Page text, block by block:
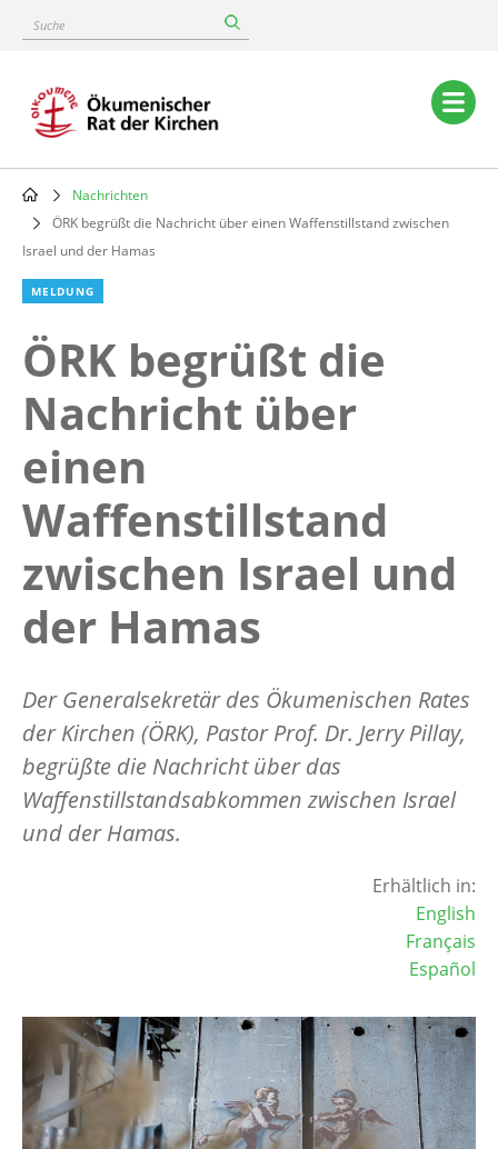
content
Suche
Main
navigation
Breadcrumb
Nachrichten
ÖRK begrüßt die Nachricht über einen Waffenstillstand zwischen
Israel und der Hamas
MELDUNG
ÖRK begrüßt die
Nachricht über
einen
Waffenstillstand
zwischen Israel und
der Hamas
Der Generalsekretär des Ökumenischen Rates
der Kirchen (ÖRK), Pastor Prof. Dr. Jerry Pillay,
begrüßte die Nachricht über das
Waffenstillstandsabkommen zwischen Israel
und der Hamas.
Erhältlich in:
English
Français
Español